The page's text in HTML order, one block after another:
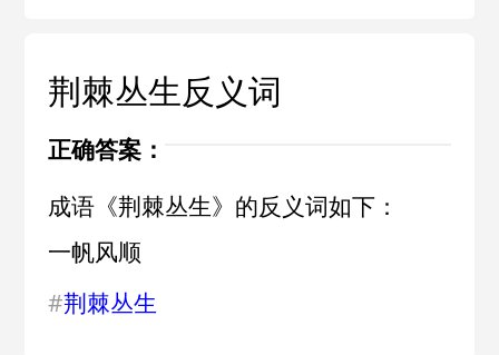
荆棘丛生反义词
正确答案：
成语《荆棘丛生》的反义词如下：
一帆风顺
#荆棘丛生